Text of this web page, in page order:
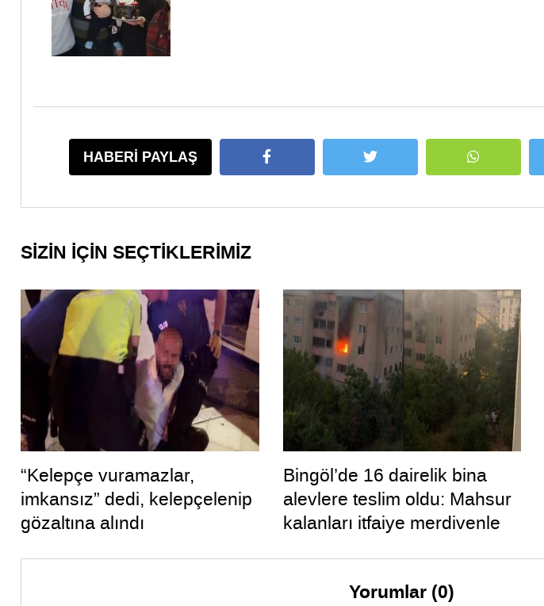
HABERİ PAYLAŞ
SİZİN İÇİN SEÇTİKLERİMİZ
“Kelepçe vuramazlar,
imkansız” dedi, kelepçelenip
gözaltına alındı
Bingöl’de 16 dairelik bina
alevlere teslim oldu: Mahsur
kalanları itfaiye merdivenle
Yorumlar (0)